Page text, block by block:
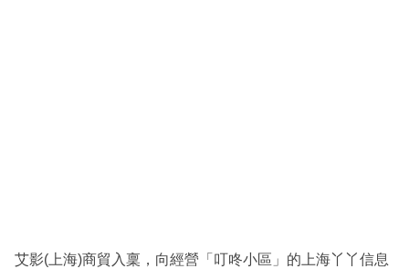
艾影(上海)商貿入稟，向經營「叮咚小區」的上海丫丫信息